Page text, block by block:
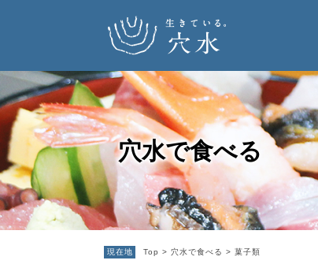
ー
ジ
の
先
頭
で
す
。
ニ
ュ
ー
を
飛
ば
し
て
穴水で食べる
現在地 Top > 穴水で食べる > 菓子類